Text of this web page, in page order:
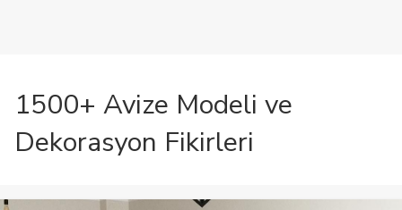
1500+ Avize Modeli ve
Dekorasyon Fikirleri